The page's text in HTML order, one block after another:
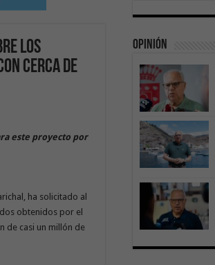
los
cerca de
este proyecto por
ha solicitado al
obtenidos por el
de casi un millón de
Opinión